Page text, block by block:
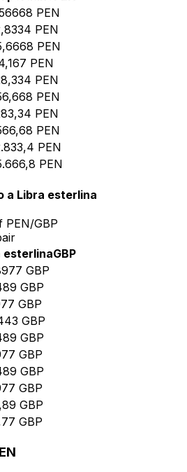
PEN
PEN
PEN
PEN
PEN
PEN
PEN
PEN
PEN
PEN
a Libra esterlina
PEN/GBP
esterlinaGBP
GBP
GBP
GBP
GBP
GBP
GBP
GBP
GBP
GBP
GBP